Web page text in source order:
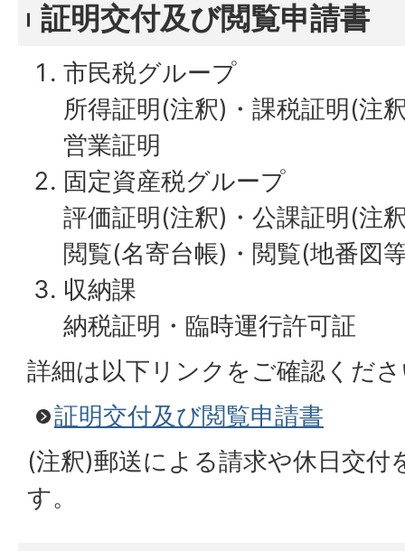
証明交付及び閲覧申請書
市民税グループ
所得証明(注釈)・課税証明(注
営業証明
固定資産税グループ
評価証明(注釈)・公課証明(注
閲覧(名寄台帳)・閲覧(地番図
収納課
納税証明・臨時運行許可証
詳細は以下リンクをご確認くだ
証明交付及び閲覧申請書
(注釈)郵送による請求や休日交
す。